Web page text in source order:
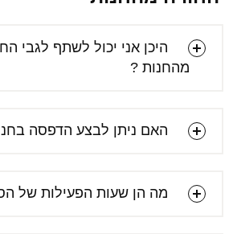
היכן אני יכול לשתף לגבי
מהחנות ?
האם ניתן לבצע הדפסה
מה הן שעות הפעילות של